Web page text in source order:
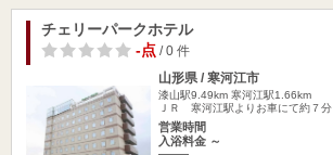
チェリーパークホテル
-点/ 0 件
山形県 / 寒河江市
漆山駅9.49km 寒河江駅1.66km
ＪＲ 寒河江駅よりお車にて約７分
営業時間
入浴料金 ～